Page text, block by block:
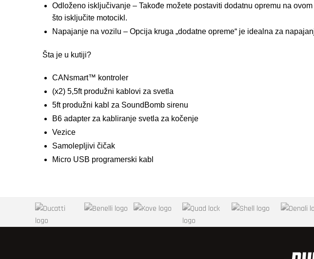
Odloženo isključivanje – Takođe možete postaviti dodatnu opremu na
što isključite motocikl.
Napajanje na vozilu – Opcija kruga „dodatne opreme“ je idealna za
Šta je u kutiji?
CANsmart™ kontroler
(x2) 5,5ft produžni kablovi za svetla
5ft produžni kabl za SoundBomb sirenu
B6 adapter za kabliranje svetla za kočenje
Vezice
Samolepljivi čičak
Micro USB programerski kabl